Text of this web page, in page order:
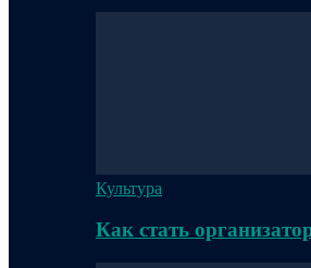
Культура
Как стать